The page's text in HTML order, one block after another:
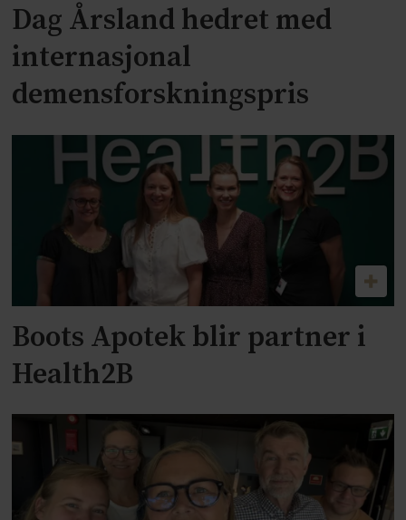
Dag Årsland hedret med
internasjonal
demensforskningspris
Boots Apotek blir partner i
Health2B